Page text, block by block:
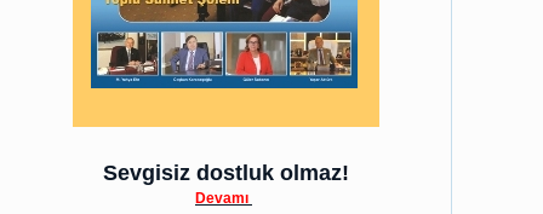
Sevgisiz dostluk olmaz!
Devamı